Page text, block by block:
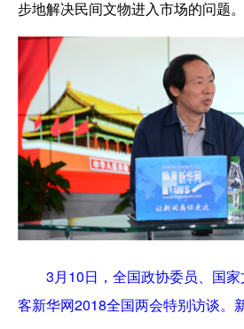
步地解决民间文物进入市场的问题。
3月10日，全国政协委员、国
客新华网2018全国两会特别访谈。